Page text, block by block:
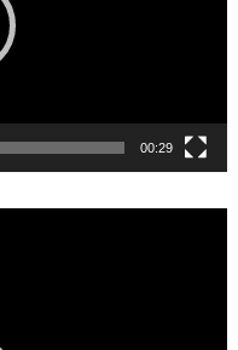
00:29